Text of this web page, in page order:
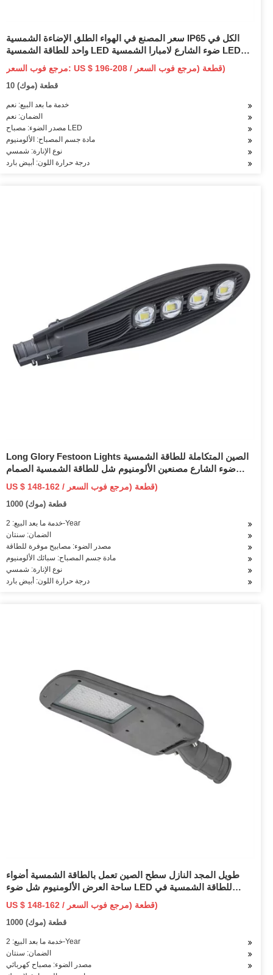
سعر المصنع في الهواء الطلق الإضاءة الشمسية IP65 الكل في
واحد للطاقة الشمسية LED ضوء الشارع لامبارا الشمسية LED
الخارجية شل الألومنيوم
مرجع فوب السعر: US $ 196-208 / قطعة (مرجع فوب السعر)
10 قطعة (موك)
خدمة ما بعد البيع: نعم
الضمان: نعم
مصدر الضوء: مصباح LED
مادة جسم المصباح: الألومنيوم
نوع الإنارة: شمسي
درجة حرارة اللون: أبيض بارد
Long Glory Festoon Lights الصين المتكاملة للطاقة الشمسية
ضوء الشارع مصنعين الألومنيوم شل للطاقة الشمسية الصمام
الخفيفة في الهواء الطلق 120W الطاقة الشمسية ضوء الشارع
US $ 148-162 / قطعة (مرجع فوب السعر)
1000 قطعة (موك)
خدمة ما بعد البيع: 2-Year
الضمان: سنتان
مصدر الضوء: مصابيح موفرة للطاقة
مادة جسم المصباح: سبائك الألومنيوم
نوع الإنارة: شمسي
درجة حرارة اللون: أبيض بارد
طويل المجد النازل سطح الصين تعمل بالطاقة الشمسية أضواء
ساحة العرض الألومنيوم شل ضوء LED للطاقة الشمسية في
الهواء الطلق 120W الطاقة الشمسية ضوء الشارع
US $ 148-162 / قطعة (مرجع فوب السعر)
1000 قطعة (موك)
خدمة ما بعد البيع: 2-Year
الضمان: سنتان
مصدر الضوء: مصباح كهربائي